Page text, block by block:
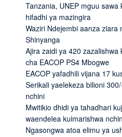
Tanzania, UNEP mguu sawa
hifadhi ya mazingira
Waziri Ndejembi aanza ziara
Shinyanga
Ajira zaidi ya 420 zazalishwa
cha EACOP PS4 Mbogwe
EACOP yafadhili vijana 17
Serikali yaelekeza bilioni
nchini
Mwitikio dhidi ya tahadhari
waendelea kuimarishwa
Ngasongwa atoa elimu ya